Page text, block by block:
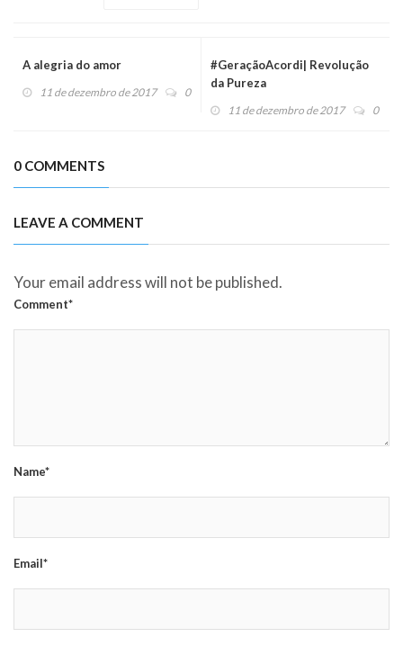
A alegria do amor
11 de dezembro de 2017 0
#GeraçãoAcordi| Revolução
da Pureza
11 de dezembro de 2017 0
0 COMMENTS
LEAVE A COMMENT
Your email address will not be published.
Comment*
Name*
Email*